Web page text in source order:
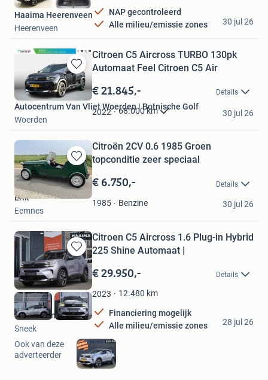
NAP gecontroleerd
Alle milieu/emissie zones
Haaima Heerenveen
Heerenveen
30 jul 26
Bewaren
in
Mijn
Favorieten
Citroen C5 Aircross TURBO 130pk
Automaat Feel Citroen C5 Air
€ 21.845,- Details
2022 68.000km
Autocentrum Van Vliet Woerden | Botnische Golf
Woerden
30 jul 26
Bewaren
in
Mijn
Favorieten
Citroën 2CV 0.6 1985 Groen
topconditie zeer speciaal
€ 6.750,- Details
1985 Benzine
Erik
Eemnes
30 jul 26
Bewaren
in
Mijn
Favorieten
Citroen C5 Aircross 1.6 Plug-in Hybrid
225 Shine Automaat |
€ 29.950,- Details
2023 12.480 km
Financiering mogelijk
Alle milieu/emissie zones
Haaima Sneek
Sneek
28 jul 26
Ook van deze
adverteerder